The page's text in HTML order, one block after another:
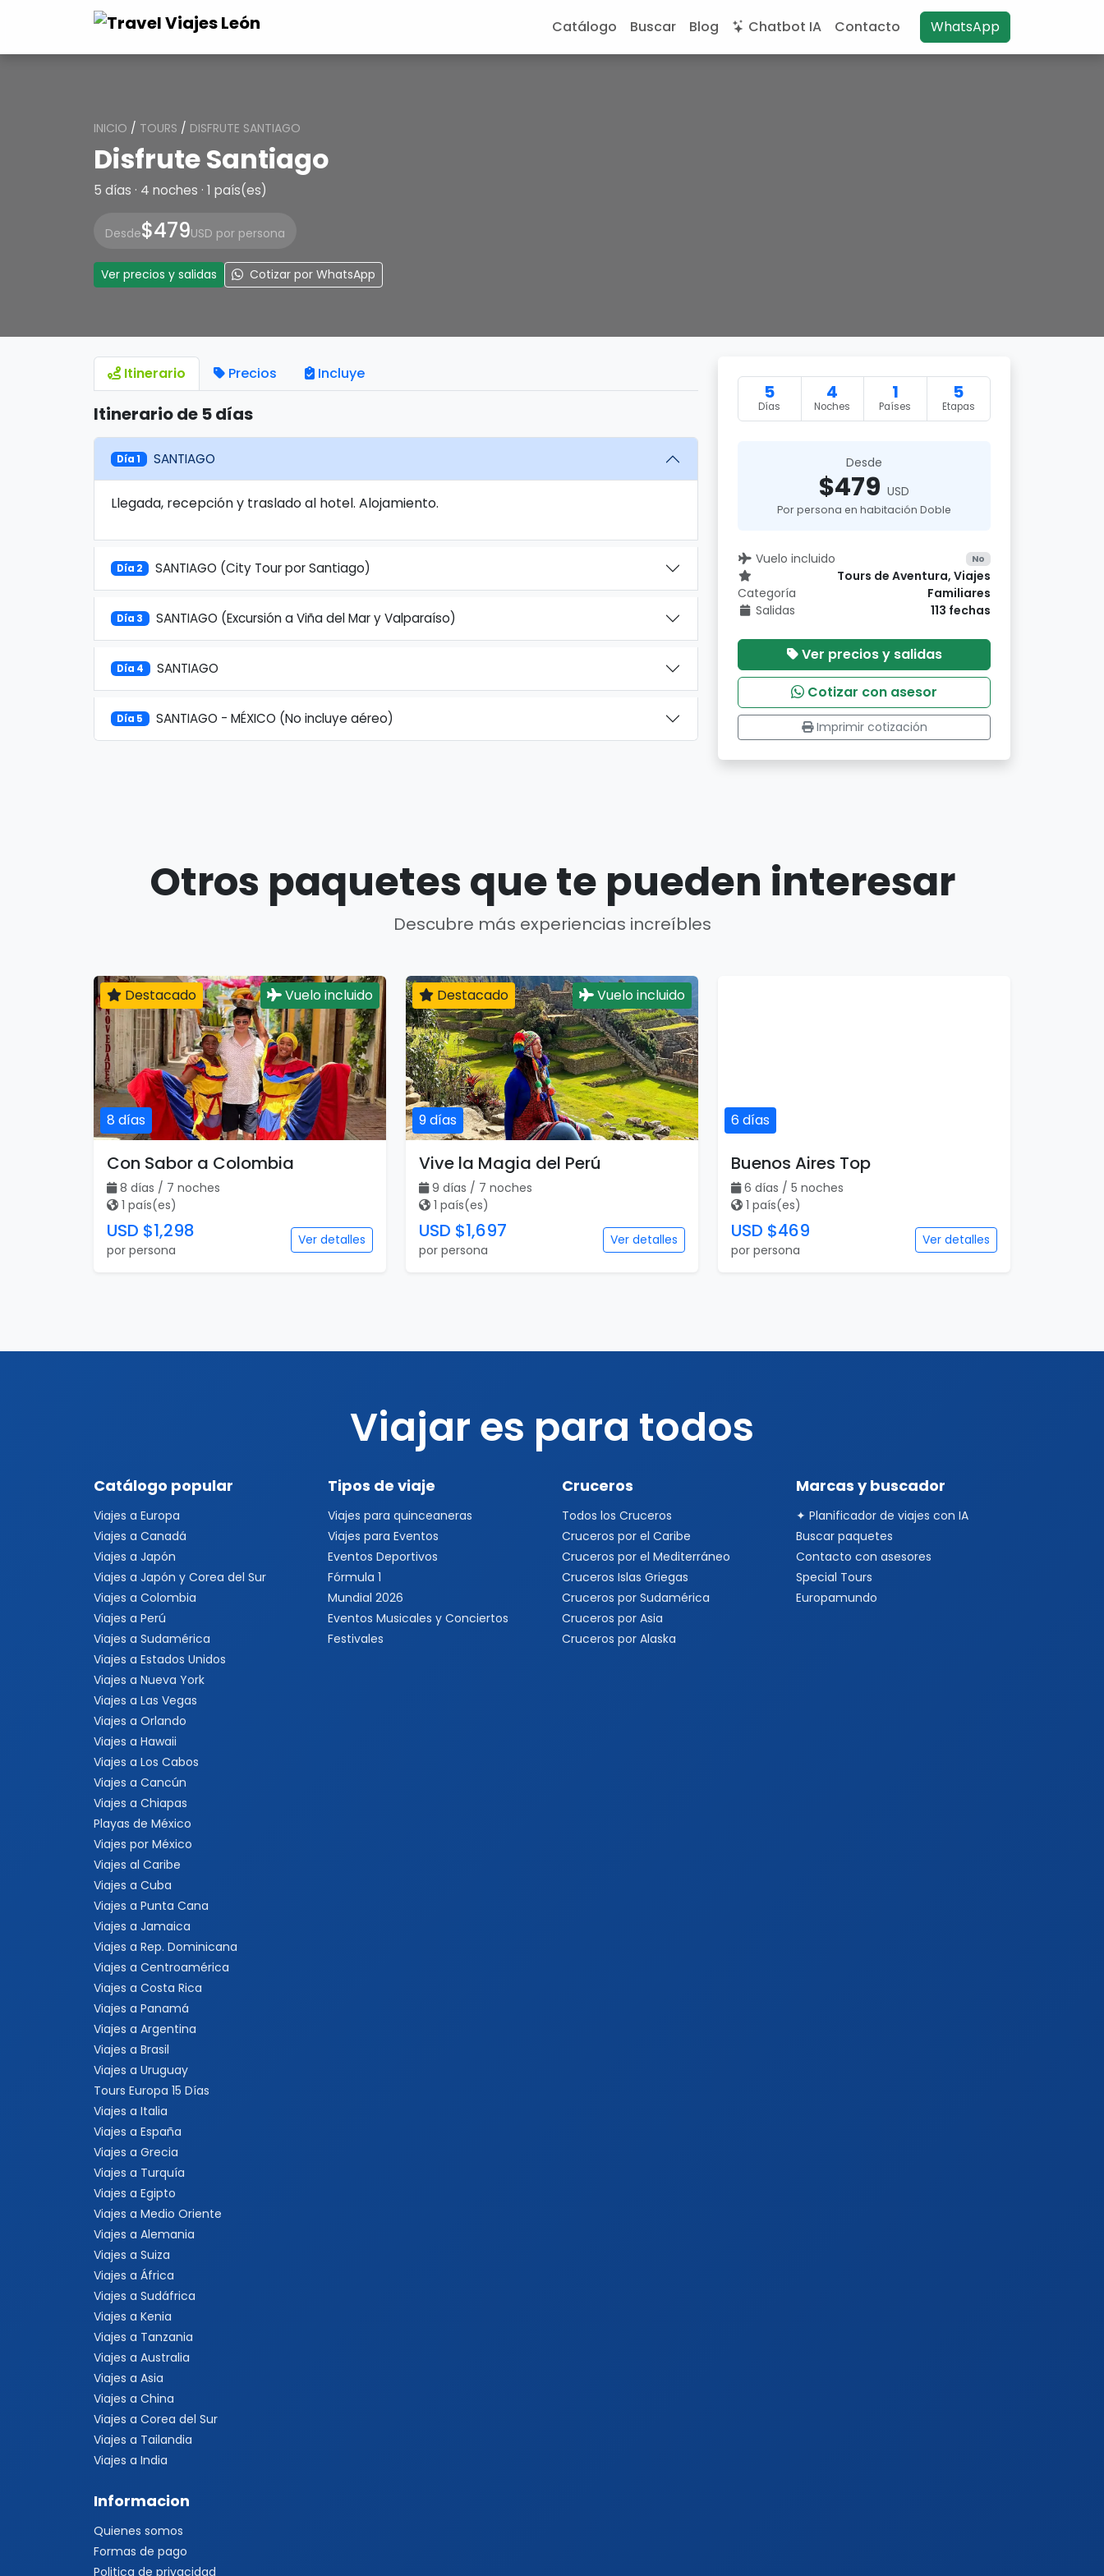
Catálogo Buscar Blog Chatbot IA Contacto WhatsApp
INICIO / TOURS / DISFRUTE SANTIAGO
Disfrute Santiago
5 días · 4 noches · 1 país(es)
Desde$479USD por persona
Ver precios y salidas Cotizar por WhatsApp
Itinerario Precios Incluye
Itinerario de 5 días
Día 1 SANTIAGO
Llegada, recepción y traslado al hotel. Alojamiento.
Día 2 SANTIAGO (City Tour por Santiago)
Día 3 SANTIAGO (Excursión a Viña del Mar y Valparaíso)
Día 4 SANTIAGO
Día 5 SANTIAGO - MÉXICO (No incluye aéreo)
5
Días
4
Noches
1
Países
5
Etapas
Desde
$479 USD
Por persona en habitación Doble
Vuelo incluido No
Categoría
Tours de Aventura, Viajes
Familiares
Salidas
113 fechas
Ver precios y salidas
Cotizar con asesor
Imprimir cotización
Otros paquetes que te pueden interesar
Descubre más experiencias increíbles
8 días
Destacado Vuelo incluido
Con Sabor a Colombia
8 días / 7 noches
1 país(es)
USD $1,298
por persona
Ver detalles
9 días
Destacado Vuelo incluido
Vive la Magia del Perú
9 días / 7 noches
1 país(es)
USD $1,697
por persona
Ver detalles
6 días
Buenos Aires Top
6 días / 5 noches
1 país(es)
USD $469
por persona
Ver detalles
Viajar es para todos
Catálogo popular
Viajes a Europa
Viajes a Canadá
Viajes a Japón
Viajes a Japón y Corea del Sur
Viajes a Colombia
Viajes a Perú
Viajes a Sudamérica
Viajes a Estados Unidos
Viajes a Nueva York
Viajes a Las Vegas
Viajes a Orlando
Viajes a Hawaii
Viajes a Los Cabos
Viajes a Cancún
Viajes a Chiapas
Playas de México
Viajes por México
Viajes al Caribe
Viajes a Cuba
Viajes a Punta Cana
Viajes a Jamaica
Viajes a Rep. Dominicana
Viajes a Centroamérica
Viajes a Costa Rica
Viajes a Panamá
Viajes a Argentina
Viajes a Brasil
Viajes a Uruguay
Tours Europa 15 Días
Viajes a Italia
Viajes a España
Viajes a Grecia
Viajes a Turquía
Viajes a Egipto
Viajes a Medio Oriente
Viajes a Alemania
Viajes a Suiza
Viajes a África
Viajes a Sudáfrica
Viajes a Kenia
Viajes a Tanzania
Viajes a Australia
Viajes a Asia
Viajes a China
Viajes a Corea del Sur
Viajes a Tailandia
Viajes a India
Tipos de viaje
Viajes para quinceaneras
Viajes para Eventos
Eventos Deportivos
Fórmula 1
Mundial 2026
Eventos Musicales y Conciertos
Festivales
Cruceros
Todos los Cruceros
Cruceros por el Caribe
Cruceros por el Mediterráneo
Cruceros Islas Griegas
Cruceros por Sudamérica
Cruceros por Asia
Cruceros por Alaska
Marcas y buscador
✦ Planificador de viajes con IA
Buscar paquetes
Contacto con asesores
Special Tours
Europamundo
Informacion
Quienes somos
Formas de pago
Politica de privacidad